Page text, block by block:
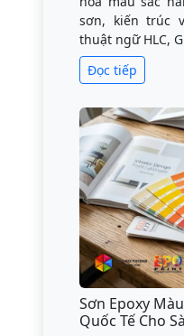
sơn, kiến trúc
thuật ngữ HLC,
Đọc tiếp
Sơn Epoxy
Quốc Tế Cho